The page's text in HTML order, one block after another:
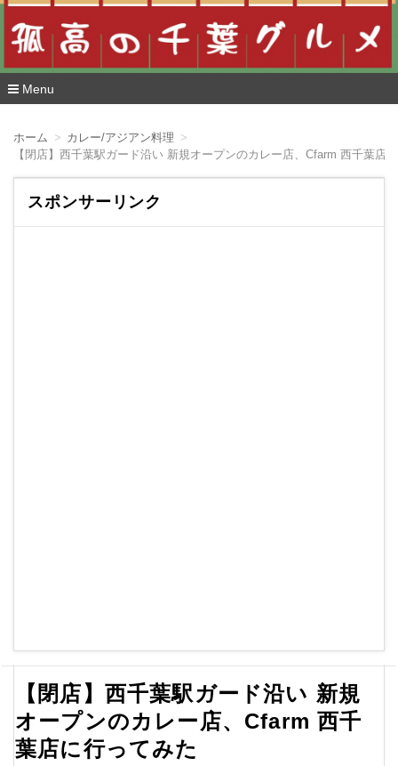
Menu
ホーム
カレー/アジアン料理
【閉店】西千葉駅ガード沿い 新規オープンのカレー店、Cfarm 西千葉店
スポンサーリンク
【閉店】西千葉駅ガード沿い 新規
オープンのカレー店、Cfarm 西千
葉店に行ってみた